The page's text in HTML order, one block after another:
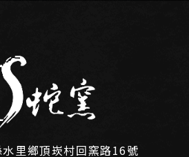
里鄉頂崁村回窯路16號